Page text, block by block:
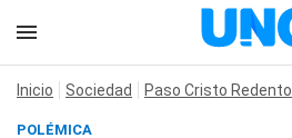
Inicio Sociedad Paso Cristo
POLÉMICA